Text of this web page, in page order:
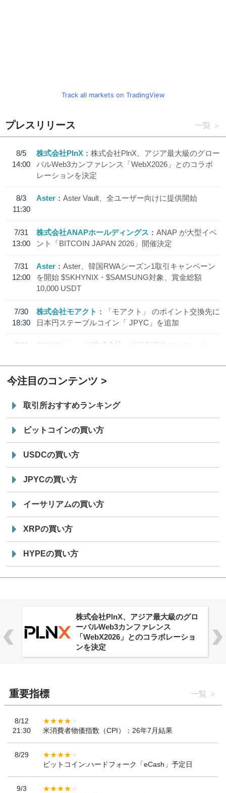
Track all markets on TradingView
プレスリリース 一覧
8/5
14:00
株式会社PlnX
株式会社PlnX、アジア最大級のグロー
バルWeb3カンファレンス「WebX2026」とのコラボ
レーションを決定
8/3
11:30
Aster Aster Vault、全ユーザー向けに提供開始
7/31
13:00
株式会社ANAPホールディングス
ANAP が大型イベ
ント「BITCOIN JAPAN 2026」開催決定
7/31
12:00
Aster
Aster、韓国RWAシーズン1取引キャンペーン
を開始 $SKHYNIX・$SAMSUNG対象、賞金総額
10,000 USDT
7/30
18:30
株式会社モアクト
「モアクト」 のポイント交換先に
日本円ステーブルコイン「 JPYC」を追加
7/29
SBI VCトレード株式会社
信託型円建てステーブル
今注目のコンテンツ
取引所おすすめランキング
ビットコインの買い方
USDCの買い方
JPYCの買い方
イーサリアムの買い方
XRPの買い方
HYPEの買い方
株式会社PlnX、アジア最大級のグロ
ーバルWeb3カンファレンス
「WebX2026」とのコラボレーショ
ンを決定
重要指標 一覧
8/12
21:30
米消費者物価指数（CPI）：26年7月結果
8/29
ビットコイン:ハードフォーク「eCash」予定日
9/3